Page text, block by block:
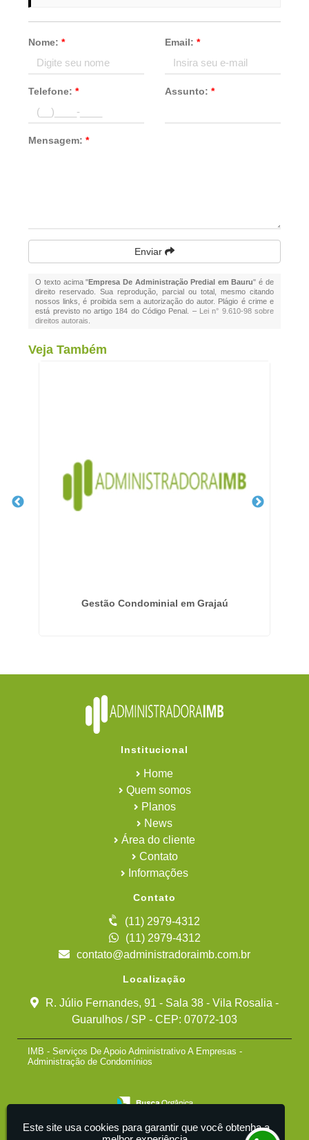
Nome:* Email: *
Telefone:* Assunto: *
Mensagem:*
Enviar
O texto acima "Empresa De Administração Predial em Bauru" é de
direito reservado. Sua reprodução, parcial ou total, mesmo citando
nossos links, é proibida sem a autorização do autor. Plágio é crime e
está previsto no artigo 184 do Código Penal. – Lei n° 9.610-98 sobre
direitos autorais
Veja Também
Gestão Condominial em Grajaú
Institucional
Home
Quem somos
Planos
News
Área do cliente
Contato
Informações
Contato
(11) 2979-4312
(11) 2979-4312
contato@administradoraimb.com.br
Localização
R. Júlio Fernandes, 91 - Sala 38 - Vila Rosalia -
Guarulhos / SP - CEP: 07072-103
IMB - Serviços De Apoio Administrativo A Empresas -
Administração de Condomínios
Este site usa cookies para garantir que você obtenha a